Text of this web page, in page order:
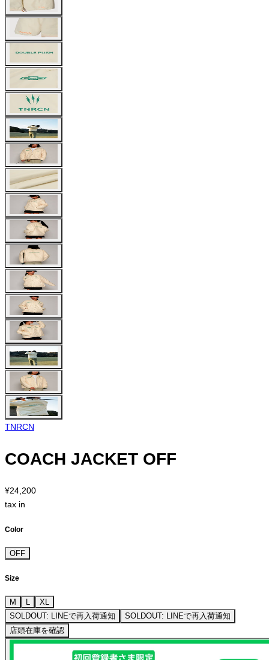
TNRCN
COACH JACKET OFF
¥24,200
tax in
Color
OFF
Size
M L
XL
SOLDOUT: LINEで再入荷通知
SOLDOUT: LINEで再入荷通知
店頭在庫を確認